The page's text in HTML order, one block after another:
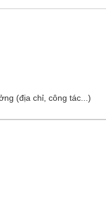
(địa chỉ, công tác...)